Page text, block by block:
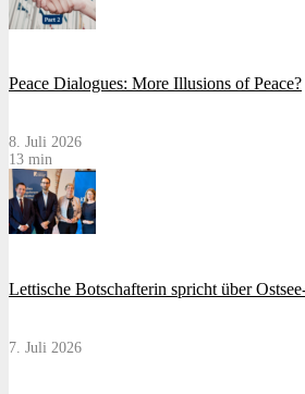
Peace Dialogues: More Illusions of Peace?
8. Juli 2026
13 min
Lettische Botschafterin spricht über
7. Juli 2026